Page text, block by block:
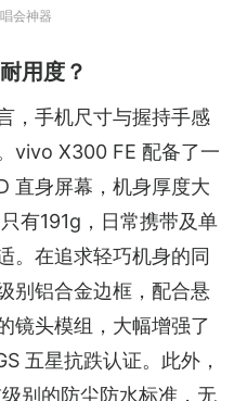
会神器
用度？
，手机尺寸与握持手感
vivo X300 FE 配备了一
直身屏幕，机身厚度大
有191g，日常携带及单
。在追求轻巧机身的同
别铝合金边框，配合悬
镜头模组，大幅增强了
五星抗跌认证。此外，
别的防尘防水标准，无